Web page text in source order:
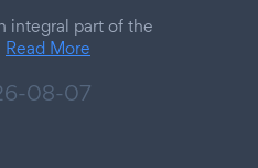
integral part of the
Read More
08-07